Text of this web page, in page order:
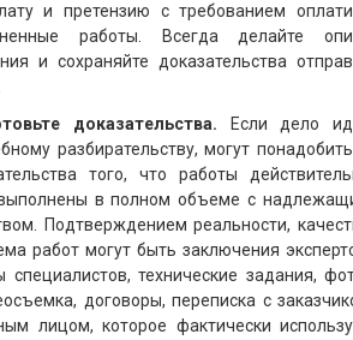
и претензию с требованием
работы. Всегда делайте
и сохраняйте доказательства
доказательства.
Если дело
разбирательству, могут
того, что работы
в полном объеме с
Подтверждением реальности,
работ могут быть заключения
специалистов, технические задания,
договоры, переписка с
лицом, которое фактически